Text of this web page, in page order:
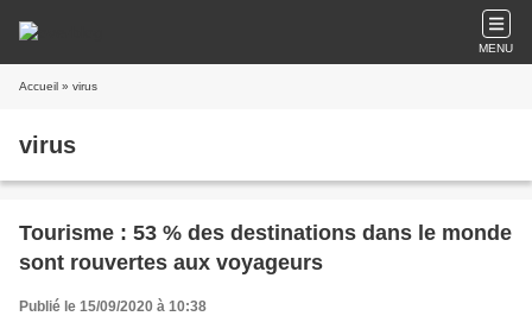
MENU
Accueil » virus
virus
Tourisme : 53 % des destinations dans le monde
sont rouvertes aux voyageurs
Publié le 15/09/2020 à 10:38